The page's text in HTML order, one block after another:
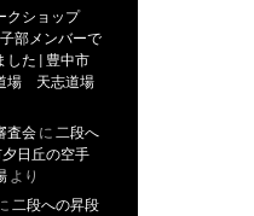
クショップ
部メンバーで
した | 豊中市
場 天志道場
査会 に 二段へ
日丘の空手
より
二段への昇段